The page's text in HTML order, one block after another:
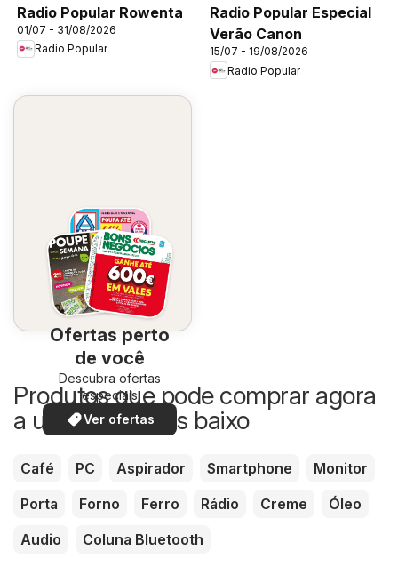
Radio Popular Rowenta
01/07 - 31/08/2026
Radio Popular
Radio Popular Especial
Verão Canon
15/07 - 19/08/2026
Radio Popular
Ofertas perto
de você
Descubra ofertas
especiais
Ver ofertas
Produtos que pode comprar agora
a um preço mais baixo
Café PC Aspirador Smartphone
Monitor
Porta
Forno Ferro Rádio Creme
Óleo
Audio
Coluna Bluetooth